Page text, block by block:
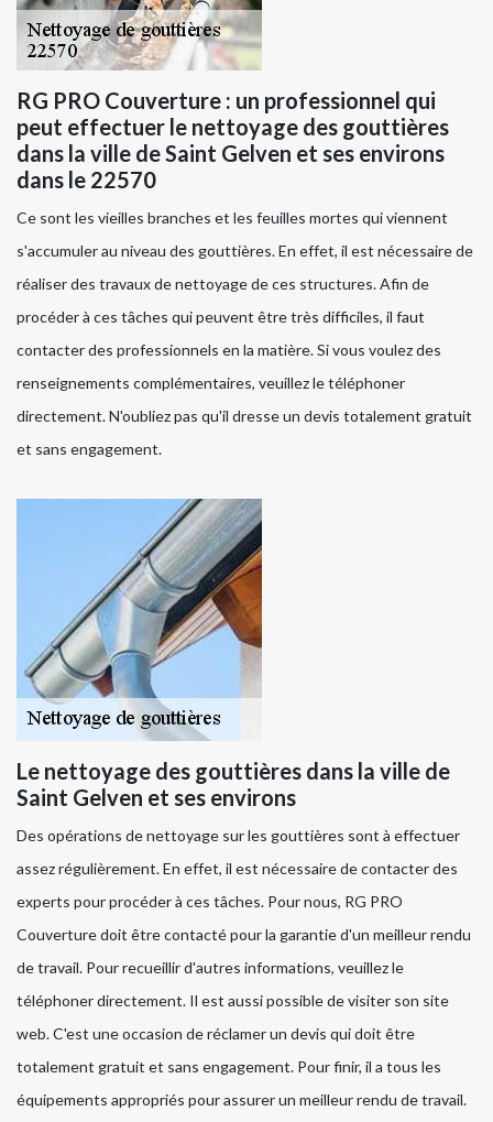
RG PRO Couverture : un professionnel qui
peut effectuer le nettoyage des gouttières
dans la ville de Saint Gelven et ses environs
dans le 22570
Ce sont les vieilles branches et les feuilles mortes qui viennent
s'accumuler au niveau des gouttières. En effet, il est nécessaire de
réaliser des travaux de nettoyage de ces structures. Afin de
procéder à ces tâches qui peuvent être très difficiles, il faut
contacter des professionnels en la matière. Si vous voulez des
renseignements complémentaires, veuillez le téléphoner
directement. N'oubliez pas qu'il dresse un devis totalement gratuit
et sans engagement.
Le nettoyage des gouttières dans la ville de
Saint Gelven et ses environs
Des opérations de nettoyage sur les gouttières sont à effectuer
assez régulièrement. En effet, il est nécessaire de contacter des
experts pour procéder à ces tâches. Pour nous, RG PRO
Couverture doit être contacté pour la garantie d'un meilleur rendu
de travail. Pour recueillir d'autres informations, veuillez le
téléphoner directement. Il est aussi possible de visiter son site
web. C'est une occasion de réclamer un devis qui doit être
totalement gratuit et sans engagement. Pour finir, il a tous les
équipements appropriés pour assurer un meilleur rendu de travail.